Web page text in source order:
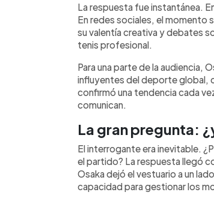
La respuesta fue instantánea.
En redes sociales, el momento
su valentía creativa y debates
tenis profesional.
Para una parte de la audiencia,
influyentes del deporte global,
confirmó una tendencia cada
comunican.
La gran pregunta:
El interrogante era inevitable.
el partido? La respuesta llegó
Osaka dejó el vestuario a un
capacidad para gestionar los